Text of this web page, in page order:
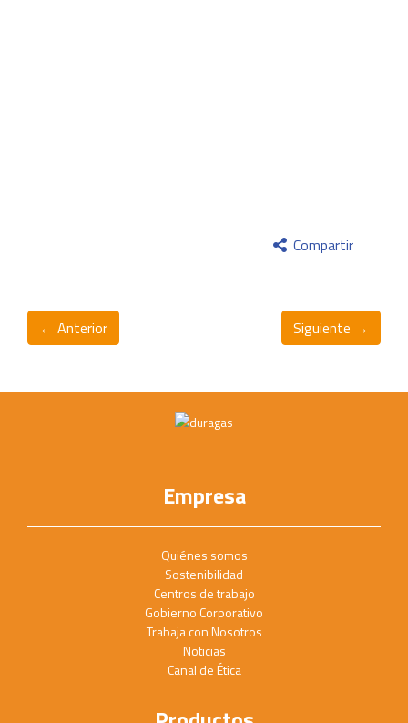
Compartir
← Anterior Siguiente →
Empresa
Quiénes somos
Sostenibilidad
Centros de trabajo
Gobierno Corporativo
Trabaja con Nosotros
Noticias
Canal de Ética